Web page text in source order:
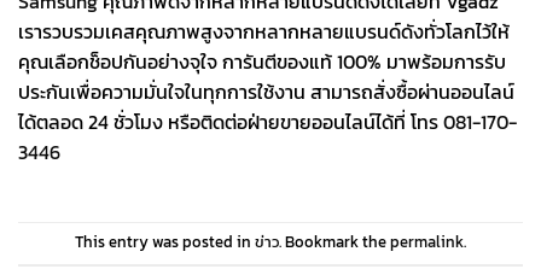
เรารวบรวมเคสคุณภาพสูงจากหลากหลายแบรนด์ดังทั่วโลกไว้ให้
คุณเลือกช็อปกันอย่างจุใจ การันตีของแท้ 100% มาพร้อมการรับ
ประกันเพื่อความมั่นใจในทุกการใช้งาน สามารถสั่งซื้อผ่านออนไลน์
ได้ตลอด 24 ชั่วโมง หรือติดต่อฝ่ายขายออนไลน์ได้ที่ โทร081-170-
3446
This entry was posted in ข่าว. Bookmark thepermalink.